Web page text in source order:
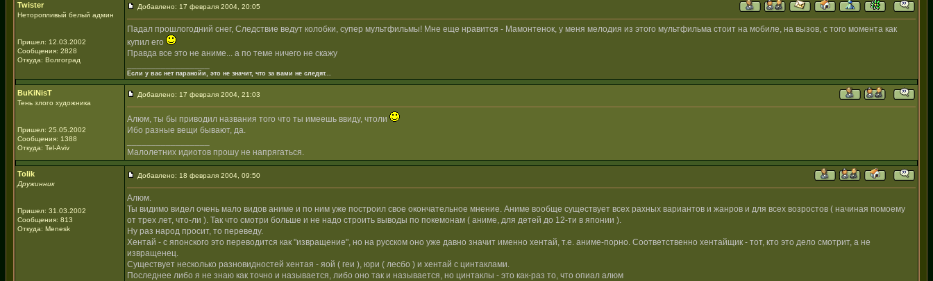
Twister
Неторопливый белый админ
Пришел: 12.03.2002
Сообщения: 2828
Откуда: Волгоград
Добавлено: 17 февраля 2004, 20:05
Падал прошлогодний снег, Следствие ведут колобки, супер мультфильмы! Мне еще нравится - Мамонтенок, у меня мелодия из этого мультфильма стоит на мобиле, на вызов, с того момента как
купил его
Правда все это не аниме... а по теме ничего не скажу
Если у вас нет паранойи, это не значит, что за вами не следят...
BuKiNisT
Тень злого художника
Пришел: 25.05.2002
Сообщения: 1388
Откуда: Tel-Aviv
Добавлено: 17 февраля 2004, 21:03
Алюм, ты бы приводил названия того что ты имеешь ввиду, чтоли
Ибо разные вещи бывают, да.
Малолетних идиотов прошу не напрягаться.
Tolik
Дружинник
Пришел: 31.03.2002
Сообщения: 813
Откуда: Menesk
Добавлено: 18 февраля 2004, 09:50
Алюм.
Ты видимо видел очень мало видов аниме и по ним уже построил свое окончательное мнение. Аниме вообще существует всех рахных вариантов и жанров и для всех возростов ( начиная помоему
от трех лет, что-ли ). Так что смотри больше и не надо строить выводы по покемонам ( аниме, для детей до 12-ти в японии ).
Ну раз народ просит, то переведу.
Хентай - с японского это переводится как "извращение", но на русском оно уже давно значит именно хентай, т.е. аниме-порно. Соответственно хентайщик - тот, кто это дело смотрит, а не
извращенец.
Существует несколько разновидностей хентая - яой ( геи ), юри ( лесбо ) и хентай с цинтаклами.
Последнее либо я не знаю как точно и называется, либо оно так и называется, но цинтаклы - это как-раз то, что опиал алюм